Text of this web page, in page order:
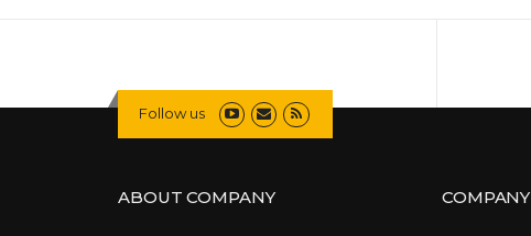
Follow us
ABOUT COMPANY COMPANY